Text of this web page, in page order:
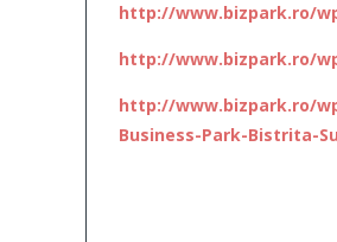
http://www.bizpark.ro/
http://www.bizpark.ro/
http://www.bizpark.ro/
Business-Park-Bistrita-